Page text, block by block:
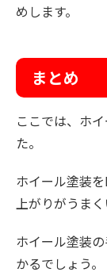
めします。
まとめ
ここでは、ホ
た。
ホイール塗装
上がりがうまく
ホイール塗装
かるでしょう。